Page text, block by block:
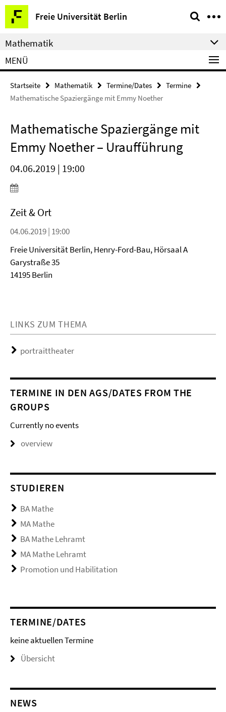
Springe
direkt
zu
Inhalt
Freie Universität Berlin
Service-
Navigation
Mathematik
MENÜ
Startseite Mathematik Termine/Dates
Termine
Mathematische Spaziergänge mit Emmy Noether
Mathematische Spaziergänge mit
Emmy Noether – Uraufführung
04.06.2019 | 19:00
Zeit & Ort
04.06.2019 | 19:00
Freie Universität Berlin, Henry-Ford-Bau, Hörsaal A
Garystraße 35
14195 Berlin
LINKS ZUM THEMA
portraittheater
TERMINE IN DEN AGS/DATES FROM THE
GROUPS
Currently no events
overview
STUDIEREN
BA Mathe
MA Mathe
BA Mathe Lehramt
MA Mathe Lehramt
Promotion und Habilitation
TERMINE/DATES
keine aktuellen Termine
Übersicht
NEWS